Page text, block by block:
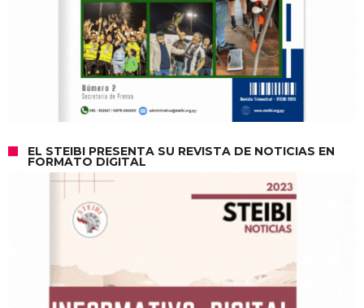
EL STEIBI PRESENTA SU REVISTA DE NOTICIAS EN
FORMATO DIGITAL